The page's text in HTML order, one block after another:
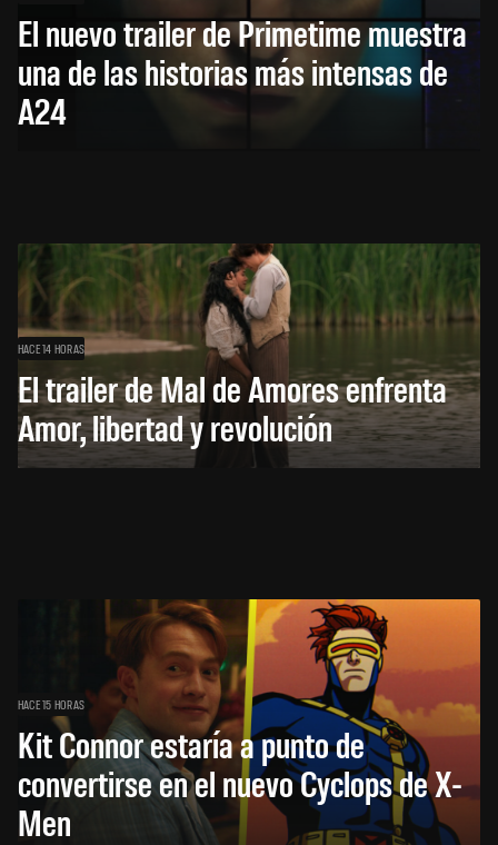
El nuevo trailer de Primetime muestra
una de las historias más intensas de
A24
HACE 14 HORAS
El trailer de Mal de Amores enfrenta
Amor, libertad y revolución
HACE 15 HORAS
Kit Connor estaría a punto de
convertirse en el nuevo Cyclops de X-
Men